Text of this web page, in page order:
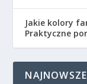
Jakie kolory
Praktyczne